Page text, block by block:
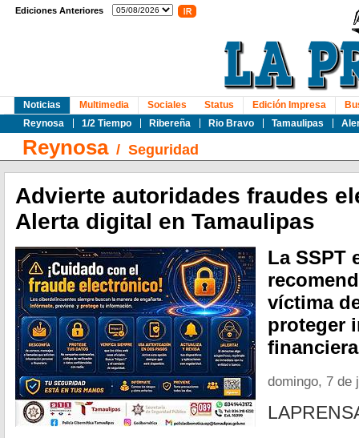
Ediciones Anteriores
Noticias
Reynosa
1/2 Tiempo Ribereña Rio Bravo Tamaulipas
Multimedia Sociales Status Edición Impresa
Reynosa/ Seguridad
Advierte autoridades fraudes
Alerta digital en Tamaulipas
La SSPT
víctima
proteger
domingo, 7 de